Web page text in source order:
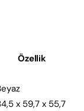
Özellik
x 59,7 x 55,7